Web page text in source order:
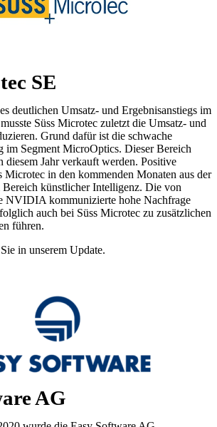
SE
deutlichen Umsatz- und Ergebnisanstiegs im
Süss Microtec zuletzt die Umsatz- und
Grund dafür ist die schwache
im Segment MicroOptics. Dieser Bereich
diesem Jahr verkauft werden. Positive
Microtec in den kommenden Monaten aus der
Bereich künstlicher Intelligenz. Die von
NVIDIA kommunizierte hohe Nachfrage
auch bei Süss Microtec zu zusätzlichen
führen.
in unserem Update.
AG